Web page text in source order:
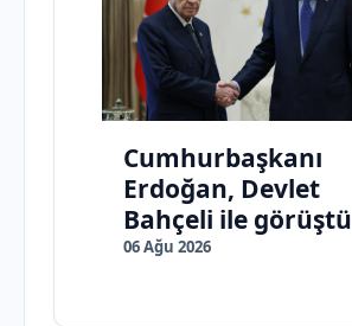
Cumhurbaşkanı
Erdoğan, Devlet
Bahçeli ile görüştü
06 Ağu 2026